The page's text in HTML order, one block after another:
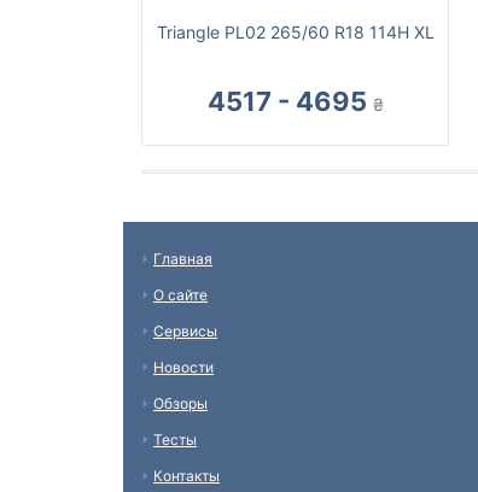
Triangle PL02 265/60 R18 114H XL
4517 - 4695 ₴
Главная
О сайте
Сервисы
Новости
Обзоры
Тесты
Контакты